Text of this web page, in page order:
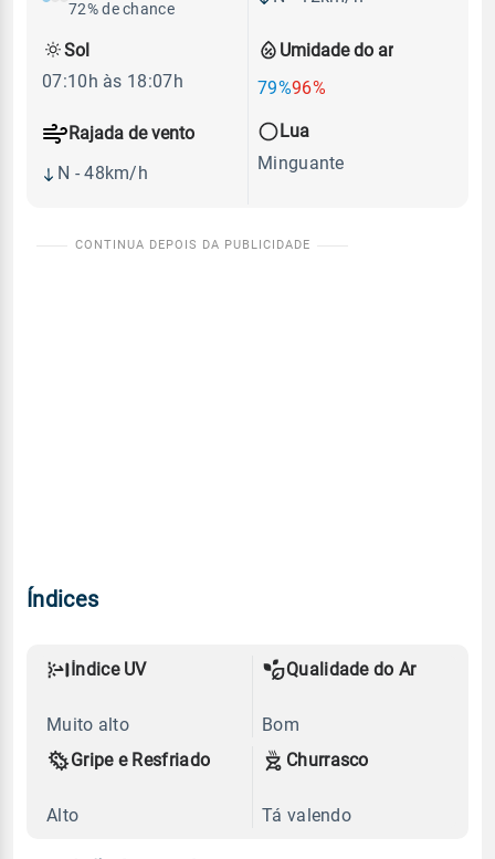
72% de chance
Umidade do ar
79%96%
Rajada de vento
N - 48km/h
Sol
07:10h às 18:07h
Lua
Minguante
Índices
Índice UV
Muito alto
Qualidade do Ar
Bom
Gripe e Resfriado
Alto
Churrasco
Tá valendo